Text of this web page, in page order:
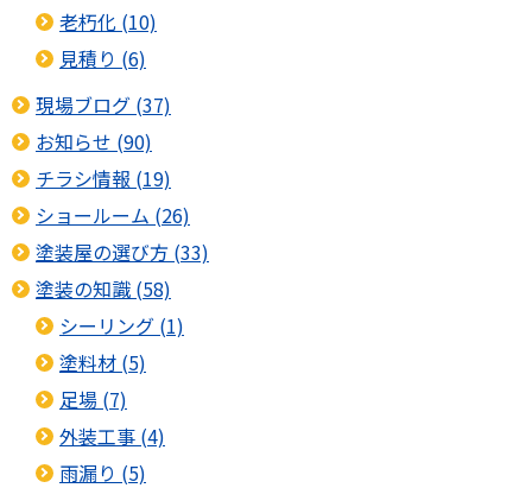
老朽化 (10)
見積り (6)
現場ブログ (37)
お知らせ (90)
チラシ情報 (19)
ショールーム (26)
塗装屋の選び方 (33)
塗装の知識 (58)
シーリング (1)
塗料材 (5)
足場 (7)
外装工事 (4)
雨漏り (5)